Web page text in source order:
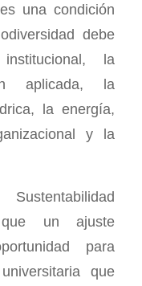
una condición
debe
la
aplicada, la
la energía,
y la
un ajuste
para
que